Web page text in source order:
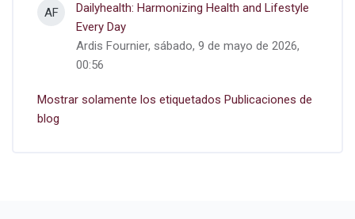
AF
Dailyhealth: Harmonizing Health and Lifestyle
Every Day
Ardis Fournier, sábado, 9 de mayo de 2026,
00:56
Mostrar solamente los etiquetados Publicaciones de
blog